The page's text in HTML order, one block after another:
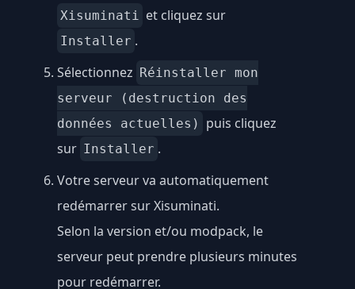
Xisuminati et cliquez sur
Installer .
Sélectionnez Réinstaller mon
serveur (destruction des
données actuelles)
puis cliquez
sur Installer .
Votre serveur va automatiquement
redémarrer sur Xisuminati.
Selon la version et/ou modpack, le
serveur peut prendre plusieurs minutes
pour redémarrer.